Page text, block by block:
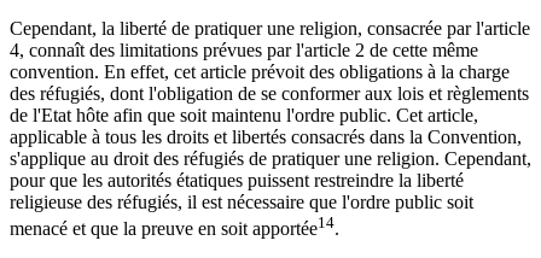
Cependant, la liberté de pratiquer une religion, consacrée par l'article
4, connaît des limitations prévues par l'article 2 de cette même
convention. En effet, cet article prévoit des obligations à la charge
des réfugiés, dont l'obligation de se conformer aux lois et règlements
de l'Etat hôte afin que soit maintenu l'ordre public. Cet article,
applicable à tous les droits et libertés consacrés dans la Convention,
s'applique au droit des réfugiés de pratiquer une religion. Cependant,
pour que les autorités étatiques puissent restreindre la liberté
religieuse des réfugiés, il est nécessaire que l'ordre public soit
menacé et que la preuve en soit apportée14.